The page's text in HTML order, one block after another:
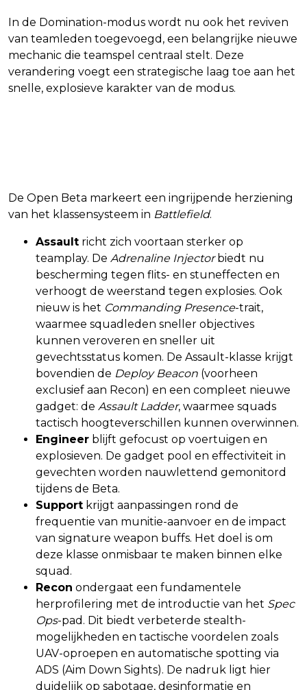
In de Domination-modus wordt nu ook het reviven
van teamleden toegevoegd, een belangrijke nieuwe
mechanic die teamspel centraal stelt. Deze
verandering voegt een strategische laag toe aan het
snelle, explosieve karakter van de modus.
De Open Beta markeert een ingrijpende herziening
van het klassensysteem in Battlefield.
Assault richt zich voortaan sterker op
teamplay. De Adrenaline Injectorbiedt nu
bescherming tegen flits- en stuneffecten en
verhoogt de weerstand tegen explosies. Ook
nieuw is het Commanding Presence-trait,
waarmee squadleden sneller objectives
kunnen veroveren en sneller uit
gevechtsstatus komen. De Assault-klasse krijgt
bovendien de Deploy Beacon (voorheen
exclusief aan Recon) en een compleet nieuwe
gadget: de Assault Ladder, waarmee squads
tactisch hoogteverschillen kunnen overwinnen.
Engineer blijft gefocust op voertuigen en
explosieven. De gadget pool en effectiviteit in
gevechten worden nauwlettend gemonitord
tijdens de Beta.
Support krijgt aanpassingen rond de
frequentie van munitie-aanvoer en de impact
van signature weapon buffs. Het doel is om
deze klasse onmisbaar te maken binnen elke
squad.
Recon ondergaat een fundamentele
herprofilering met de introductie van het Spec
Ops-pad. Dit biedt verbeterde stealth-
mogelijkheden en tactische voordelen zoals
UAV-oproepen en automatische spotting via
ADS (Aim Down Sights). De nadruk ligt hier
duidelijk op sabotage, desinformatie en